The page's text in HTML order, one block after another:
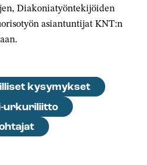
Diakoniatyöntekijöiden
asiantuntijat KNT:n
kysymykset
urkuriliitto